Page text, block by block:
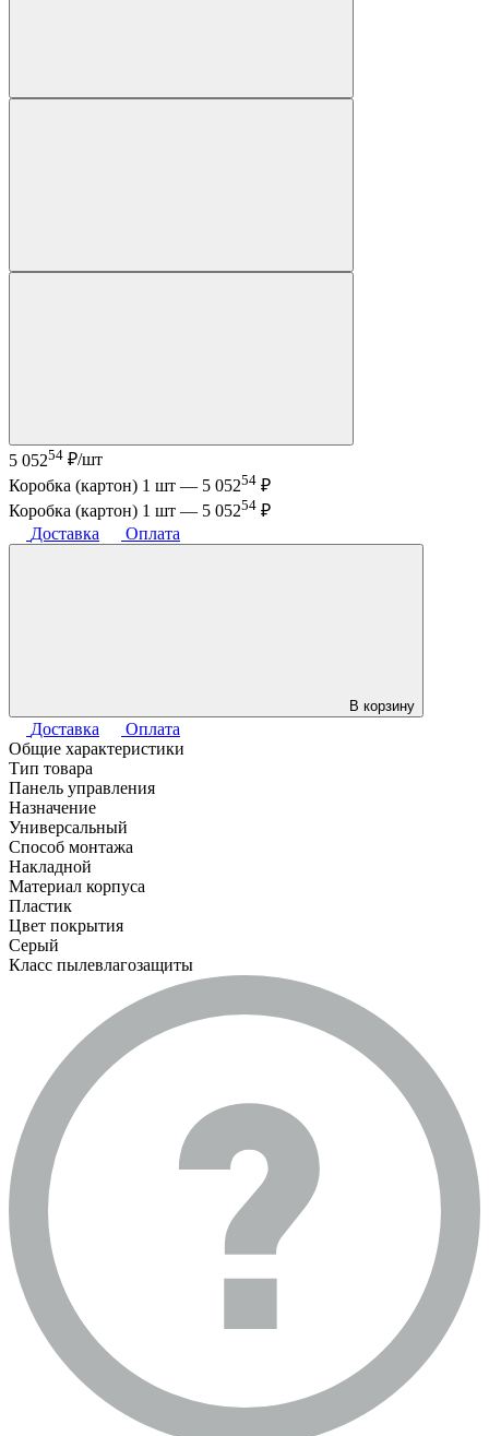
5 05254 ₽/шт
Коробка (картон) 1 шт — 5 05254 ₽
Коробка (картон) 1 шт — 5 05254 ₽
Доставка
Оплата
В корзину
Доставка
Оплата
Общие характеристики
Тип товара
Панель управления
Назначение
Универсальный
Способ монтажа
Накладной
Материал корпуса
Пластик
Цвет покрытия
Серый
Класс пылевлагозащиты